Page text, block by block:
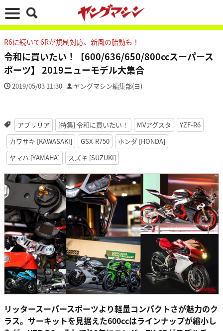
R6に続いて6Rが規制対応、新風の胎動も！
令和に買いたい！【600/636/650/800ccスーパース
ポーツ】 2019ニューモデル大集合
2019/05/03 11:30 ヤングマシン編集部(ヨ)
アプリリア [特集] 令和に買いたい！ MVアグスタ
YZF-R6
カワサキ [KAWASAKI]
GSX-R750
ホンダ [HONDA]
ヤマハ [YAMAHA]
スズキ [SUZUKI]
リッタースーパースポーツより軽量コンパクトさが魅力のク
ラス。サーキットを見据えた600ccはラインナップが縮小し